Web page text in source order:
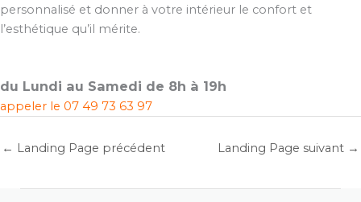
personnalisé et donner à votre intérieur le confort et
l’esthétique qu’il mérite.
du Lundi au Samedi de 8h à 19h
appeler le 07 49 73 63 97
← Landing Page précédent Landing Page suivant →